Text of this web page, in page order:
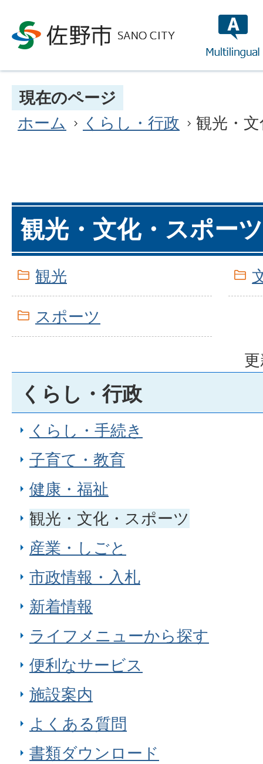
現在のページ
ホーム
くらし・行政 観光・
観光・文化・スポーツ
観光
スポーツ
くらし・行政
くらし・手続き
子育て・教育
健康・福祉
観光・文化・スポーツ
産業・しごと
市政情報・入札
新着情報
ライフメニューから探す
便利なサービス
施設案内
よくある質問
書類ダウンロード